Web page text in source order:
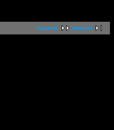
suivante dernière